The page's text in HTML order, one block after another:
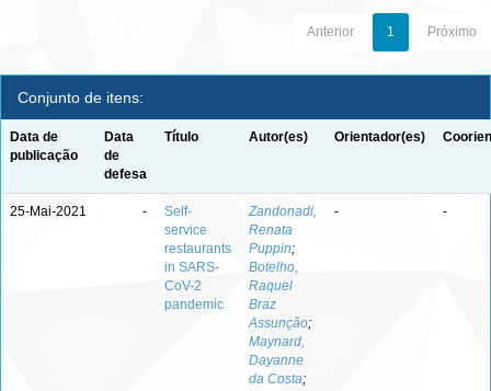
Anterior 1 Próximo
Conjunto de itens:
Data de
publicação
Data
de
defesa
Título Autor(es) Orientador(es)
25-Mai-2021 -
Self-
service
restaurants
in SARS-
CoV-2
pandemic
Zandonadi,
Renata
Puppin;
Botelho,
Raquel
Braz
Assunção;
Maynard,
Dayanne
da Costa;
- -